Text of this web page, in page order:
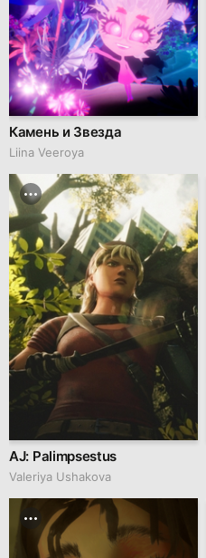
Камень и Звезда
Liina Veeroya
AJ: Palimpsestus
Valeriya Ushakova